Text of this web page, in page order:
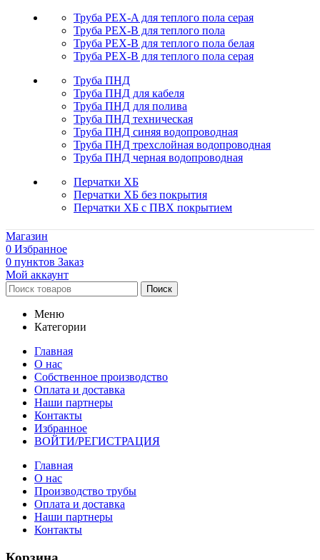
Труба PEX-A для теплого пола серая
Труба PEX-B для теплого пола
Труба PEX-B для теплого пола белая
Труба PEX-B для теплого пола серая
Труба ПНД
Труба ПНД для кабеля
Труба ПНД для полива
Труба ПНД техническая
Труба ПНД синяя водопроводная
Труба ПНД трехслойная водопроводная
Труба ПНД черная водопроводная
Перчатки ХБ
Перчатки ХБ без покрытия
Перчатки ХБ с ПВХ покрытием
Магазин
0 Избранное
0 пунктов Заказ
Мой аккаунт
Поиск
Меню
Категории
Главная
О нас
Собственное производство
Оплата и доставка
Наши партнеры
Контакты
Избранное
ВОЙТИ/РЕГИСТРАЦИЯ
Главная
О нас
Производство трубы
Оплата и доставка
Наши партнеры
Контакты